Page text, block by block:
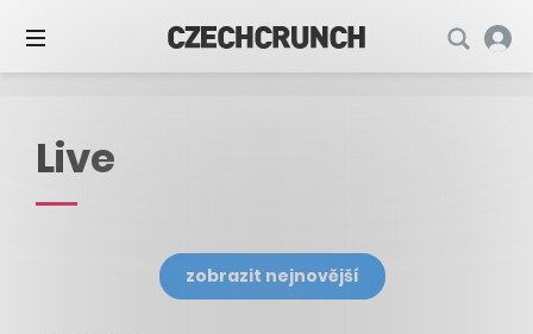
Live
zobrazit nejnovější